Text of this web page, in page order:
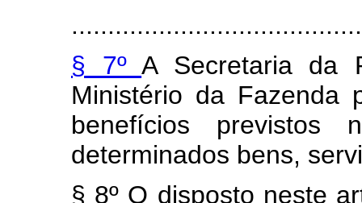
§ 7ºA Secretaria da
Ministério da Fazenda
benefícios
determinados bens,
§ 8º O disposto neste